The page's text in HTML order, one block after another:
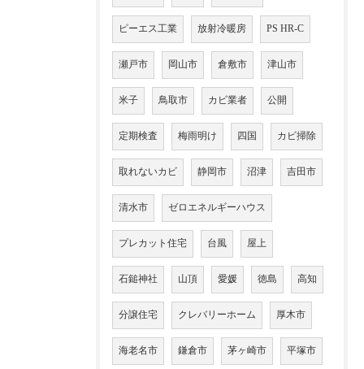
ピーエス工業 放射冷暖房 PS HR-C
瀬戸市 岡山市 倉敷市 津山市
米子 鳥取市 カビ業者 公開
定期検査 梅雨明け 四国 カビ掃除
取れないカビ 静岡市 沼津 吉田市
清水市 ゼロエネルギーハウス
プレカット住宅 台風 屋上
石鎚神社 山頂 愛媛 徳島 高知
分譲住宅 クレバリーホーム 厚木市
海老名市 鎌倉市 茅ヶ崎市 平塚市